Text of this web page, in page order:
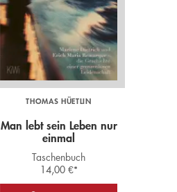
THOMAS HÜETLIN
Man lebt sein Leben nur
einmal
Taschenbuch
14,00 €*